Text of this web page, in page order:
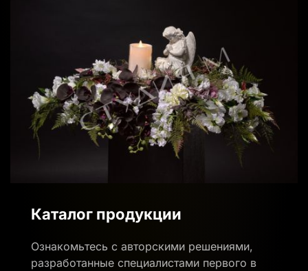
Каталог продукции
Ознакомьтесь с авторскими решениями,
разработанные специалистами первого в